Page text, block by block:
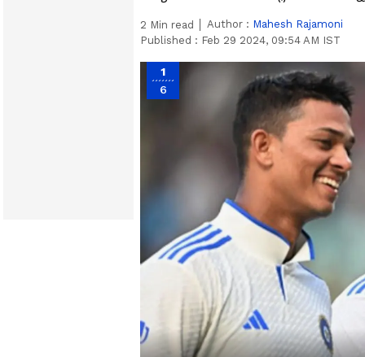
2 Min read Author : Mahesh Rajamoni
Published : Feb 29 2024, 09:54 AM IST
1
6